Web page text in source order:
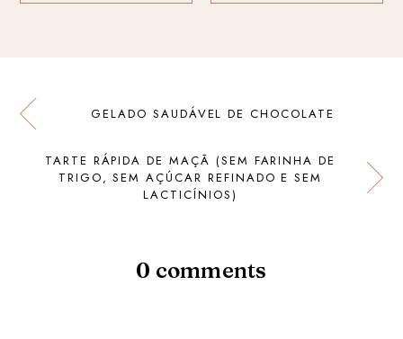
GELADO SAUDÁVEL DE CHOCOLATE
TARTE RÁPIDA DE MAÇÃ (SEM FARINHA DE
TRIGO, SEM AÇÚCAR REFINADO E SEM
LACTICÍNIOS)
0 comments